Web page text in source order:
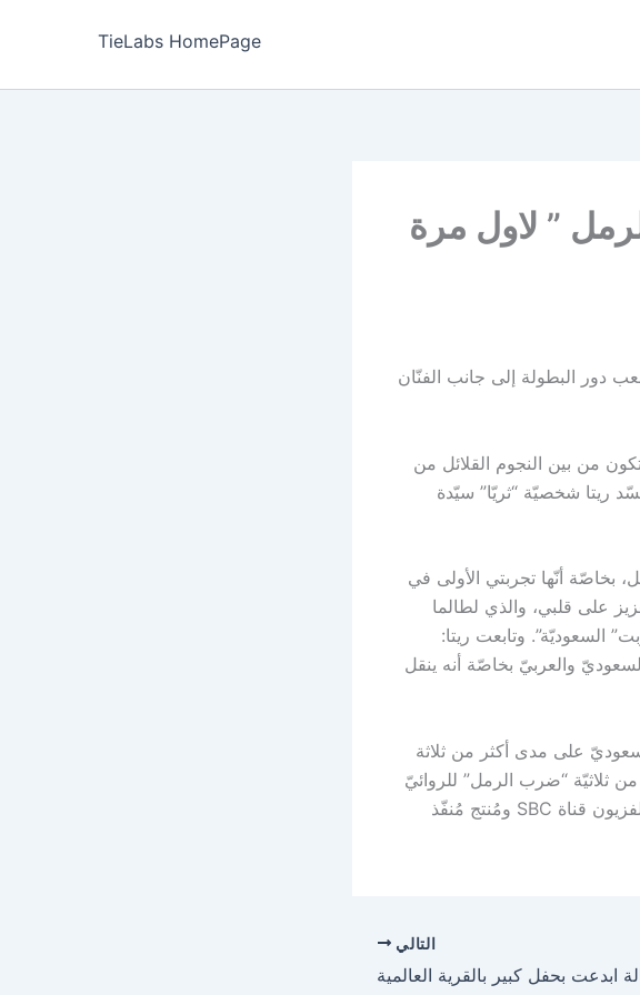
TieLabs HomePage
” لاول مرة
البطولة إلى جانب الفنّان
من خلال هذا العمل السباق الرمضانيّ للعام 2020، لتكون من بين النجوم القلائل من
ريتا شخصيّة “ثريّا” سيّدة
بخاصّة أنّها تجربتي الأولى في
على قلبي، والذي لطالما
السعوديّة”. وتابعت ريتا:
والعربيّ بخاصّة أنه ينقل
على مدى أكثر من ثلاثة
ثلاثيّة “ضرب الرمل” للروائيّ
محمّد المزيني ومن إخراج ماجد الربيعان وإنتاج هيئة الإذاعة والتلفزيون قناة SBC ومُنتج مُنفّذ
التالي
ابدعت بحفل كبير بالقرية العالمية